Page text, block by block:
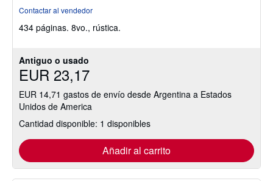
Antiguo o usado
EUR 23,17
EUR 14,71 gastos de envío desde Argentina a Estados
Unidos de America
Cantidad disponible: 1 disponibles
Añadir al carrito
4
Contactar al vendedor
434 páginas. 8vo., rústica.